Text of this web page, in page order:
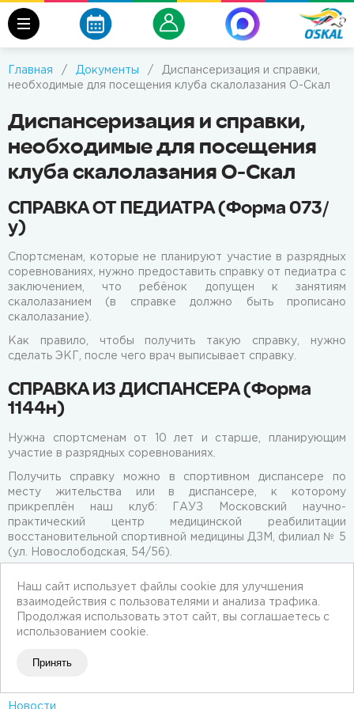
Главная / Документы /
Диспансеризация и справки,
необходимые для посещения клуба скалолазания О-Скал
Диспансеризация и справки,
необходимые для посещения
клуба скалолазания О-Скал
СПРАВКА ОТ ПЕДИАТРА (Форма 073/
у)
Спортсменам, которые не планируют участие в разрядных
соревнованиях, нужно предоставить справку от педиатра с
заключением, что ребёнок допущен к занятиям
скалолазанием (в справке должно быть прописано
скалолазание).
Как правило, чтобы получить такую справку, нужно
сделать ЭКГ, после чего врач выписывает справку.
СПРАВКА ИЗ ДИСПАНСЕРА (Форма
1144н)
Нужна спортсменам от 10 лет и старше, планирующим
участие в разрядных соревнованиях.
Получить справку можно в спортивном диспансере по
месту жительства или в диспансере, к которому
прикреплён наш клуб: ГАУЗ Московский научно-
практический центр медицинской реабилитации
восстановительной спортивной медицины ДЗМ, филиал № 5
(ул. Новослободская, 54/56).
пройти диспансеризацию, вы можете взять в поликлинике
направление на диспансеризацию и обратиться в клуб для
записи. В клуб можно предоставить оригинал справки или
прислать электронную справку из личного кабинета на
Новости
Наш сайт использует файлы cookie для улучшения
взаимодействия с пользователями и анализа трафика.
Продолжая использовать этот сайт, вы соглашаетесь с
использованием cookie.
Принять